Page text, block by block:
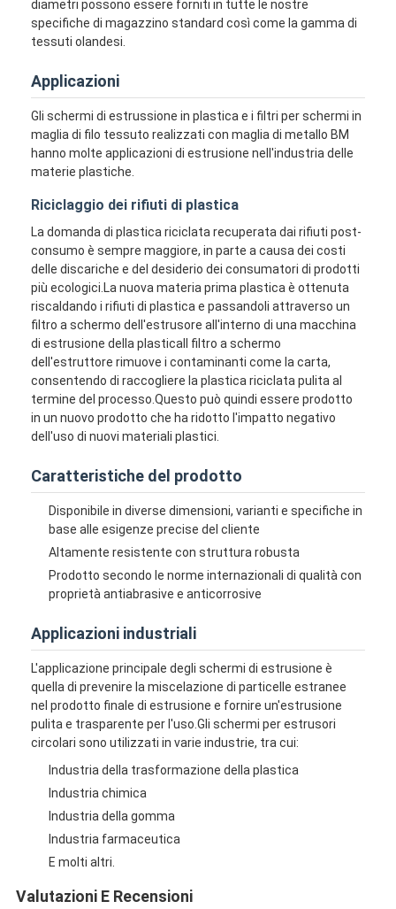
diametri possono essere forniti in tutte le nostre
specifiche di magazzino standard così come la gamma di
tessuti olandesi.
Applicazioni
Gli schermi di estrussione in plastica e i filtri per schermi in
maglia di filo tessuto realizzati con maglia di metallo BM
hanno molte applicazioni di estrusione nell'industria delle
materie plastiche.
Riciclaggio dei rifiuti di plastica
La domanda di plastica riciclata recuperata dai rifiuti post-
consumo è sempre maggiore, in parte a causa dei costi
delle discariche e del desiderio dei consumatori di prodotti
più ecologici.La nuova materia prima plastica è ottenuta
riscaldando i rifiuti di plastica e passandoli attraverso un
filtro a schermo dell'estrusore all'interno di una macchina
di estrusione della plasticaIl filtro a schermo
dell'estruttore rimuove i contaminanti come la carta,
consentendo di raccogliere la plastica riciclata pulita al
termine del processo.Questo può quindi essere prodotto
in un nuovo prodotto che ha ridotto l'impatto negativo
dell'uso di nuovi materiali plastici.
Caratteristiche del prodotto
Disponibile in diverse dimensioni, varianti e specifiche in
base alle esigenze precise del cliente
Altamente resistente con struttura robusta
Prodotto secondo le norme internazionali di qualità con
proprietà antiabrasive e anticorrosive
Applicazioni industriali
L'applicazione principale degli schermi di estrusione è
quella di prevenire la miscelazione di particelle estranee
nel prodotto finale di estrusione e fornire un'estrusione
pulita e trasparente per l'uso.Gli schermi per estrusori
circolari sono utilizzati in varie industrie, tra cui:
Industria della trasformazione della plastica
Industria chimica
Industria della gomma
Industria farmaceutica
E molti altri.
Valutazioni E Recensioni